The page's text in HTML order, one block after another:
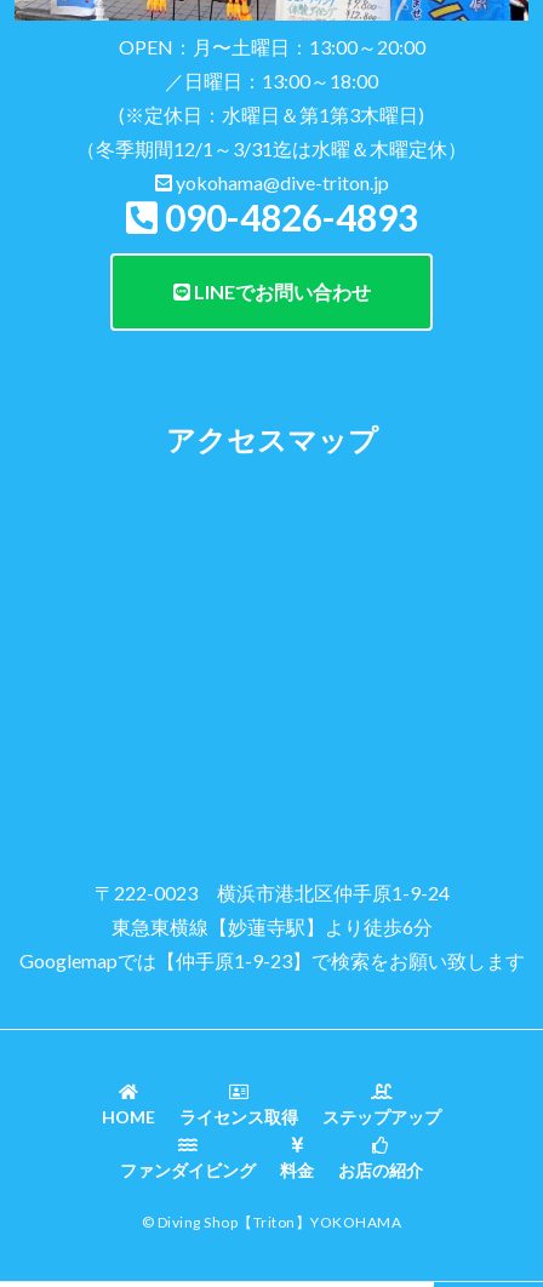
OPEN：月〜土曜日：13:00～20:00
／日曜日：13:00～18:00
(※定休日：水曜日＆第1第3木曜日)
（冬季期間12/1～3/31迄は水曜＆木曜定休）
yokohama@dive-triton.jp
090-4826-4893
LINEでお問い合わせ
アクセスマップ
〒222-0023 横浜市港北区仲手原1-9-24
東急東横線【妙蓮寺駅】より徒歩6分
Googlemapでは【仲手原1-9-23】で検索をお願い致します
HOME ライセンス取得 ステップアップ
ファンダイビング 料金 お店の紹介
© Diving Shop 【Triton】YOKOHAMA